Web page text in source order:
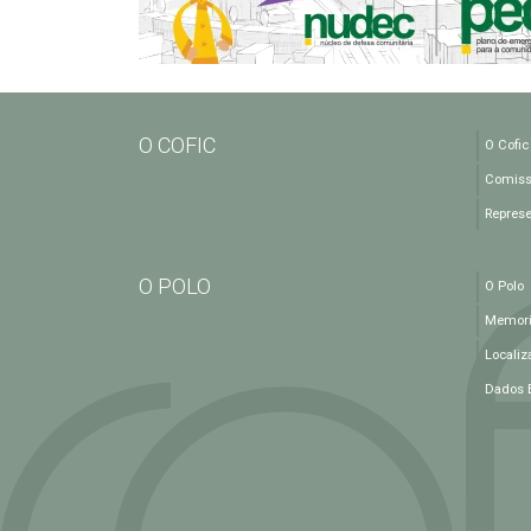
O COFIC O Cofic
O POLO O Polo
Dados